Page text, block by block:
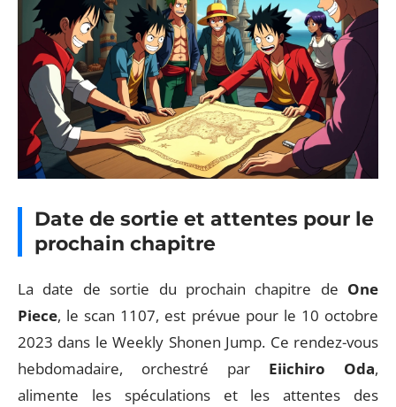
Date de sortie et attentes pour le
prochain chapitre
La date de sortie du prochain chapitre de One
Piece, le scan 1107, est prévue pour le 10 octobre
2023 dans le Weekly Shonen Jump. Ce rendez-vous
hebdomadaire, orchestré par Eiichiro Oda,
alimente les spéculations et les attentes des